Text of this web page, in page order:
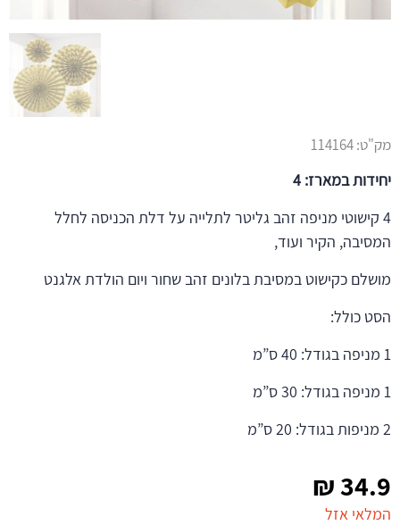
34.9
₪
המלאי אזל
מק"ט:114164
יחידות במארז: 4
4 קישוטי מניפה זהב גליטר לתלייה על דלת הכניסה לחלל
המסיבה, הקיר ועוד,
מושלם כקישוט במסיבת בלונים זהב שחור ויום הולדת אלגנט
הסט כולל:
1 מניפה בגודל: 40 ס”מ
1 מניפה בגודל: 30 ס”מ
2 מניפות בגודל: 20 ס”מ